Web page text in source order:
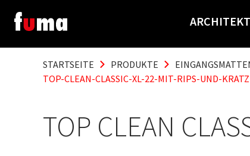
STARTSEITE PRODUKTE
TOP-CLEAN-CLASSIC-XL-22-MIT-RIPS-UND-
TOP CLEAN